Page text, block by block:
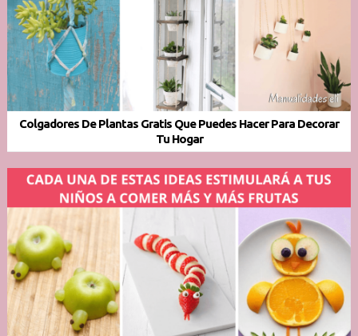
Colgadores De Plantas Gratis Que Puedes Hacer Para Decorar
Tu Hogar